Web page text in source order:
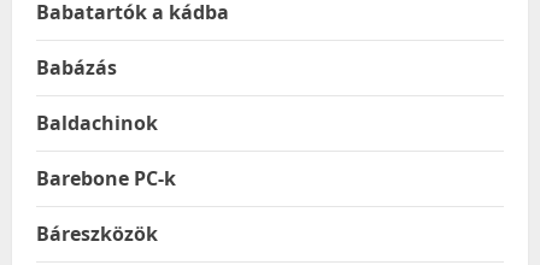
Babatartók a kádba
Babázás
Baldachinok
Barebone PC-k
Báreszközök